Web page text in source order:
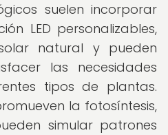
suelen incorporar
LED personalizables,
natural y pueden
las necesidades
tipos de plantas.
la fotosíntesis,
simular patrones